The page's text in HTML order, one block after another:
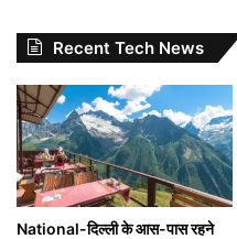
Recent Tech News
National-दिल्ली के आस-पास रहने